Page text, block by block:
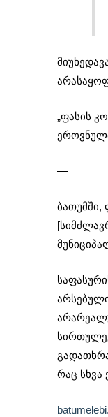
„ფასის
—
ბათუმში,
რაც სხვა